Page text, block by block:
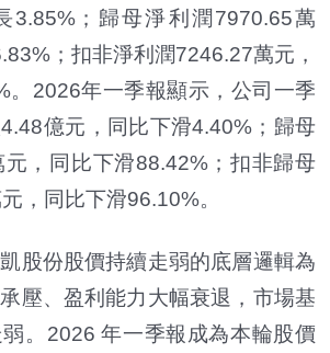
3.85%；歸母淨利潤7970.65萬
；扣非淨利潤7246.27萬元，
。2026年一季報顯示，公司一季
億元，同比下滑4.40%；歸母
，同比下滑88.42%；扣非歸母
，同比下滑96.10%。
股份股價持續走弱的底層邏輯為
壓、盈利能力大幅衰退，市場基
。2026 年一季報成為本輪股價